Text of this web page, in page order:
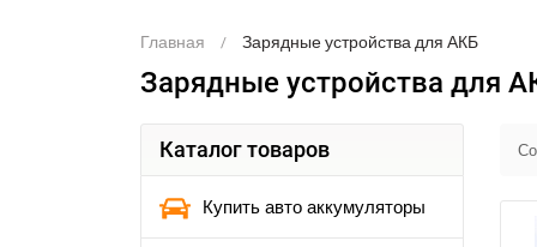
Главная Зарядные устройства для АКБ
Зарядные устройства для
Каталог товаров
Купить авто аккумуляторы